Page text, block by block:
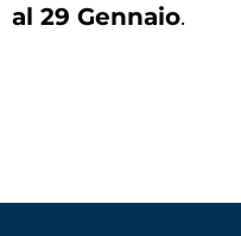
al 29 Gennaio.